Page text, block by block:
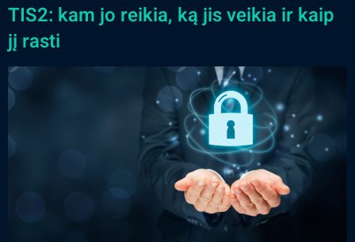
TIS2: kam jo reikia, ką jis veikia ir kaip
jį rasti